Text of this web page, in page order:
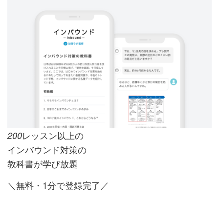
200レッスン以上の
インバウンド対策の
教科書が学び放題
＼無料・1分で登録完了／